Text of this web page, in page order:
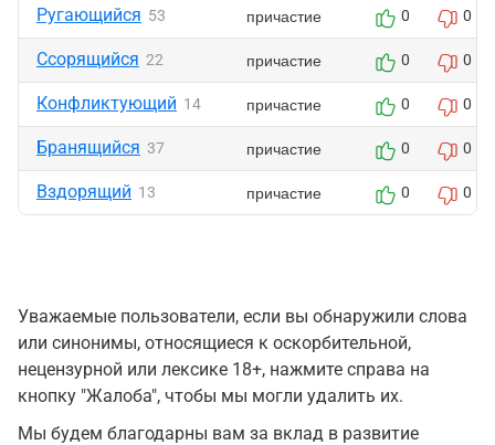
Ругающийся 53 причастие 0 0
Ссорящийся 22 причастие 0 0
Конфликтующий 14 причастие 0 0
Бранящийся 37 причастие 0 0
Вздорящий 13 причастие 0 0
Уважаемые пользователи, если вы обнаружили слова
или синонимы, относящиеся к оскорбительной,
нецензурной или лексике 18+, нажмите справа на
кнопку "Жалоба", чтобы мы могли удалить их.
Мы будем благодарны вам за вклад в развитие